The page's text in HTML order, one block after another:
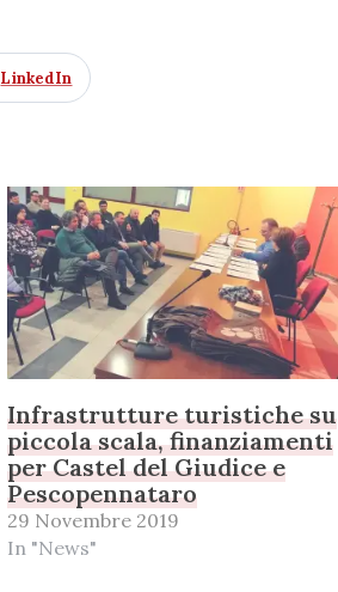
LinkedIn
Infrastrutture turistiche su
piccola scala, finanziamenti
per Castel del Giudice e
Pescopennataro
29 Novembre 2019
In "News"